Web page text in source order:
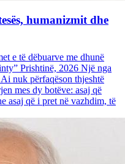
humanizmit dhe
e të dëbuarve me dhunë
Prishtinë, 2026 Një nga
nuk përfaqëson thjeshtë
mes dy botëve: asaj që
asaj që i pret në vazhdim, të